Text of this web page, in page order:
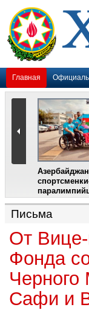
Главная
выступили
фестивале
спорта
Письма
От
Фонда
Сафи и